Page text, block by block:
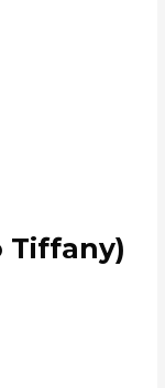
Tiffany)